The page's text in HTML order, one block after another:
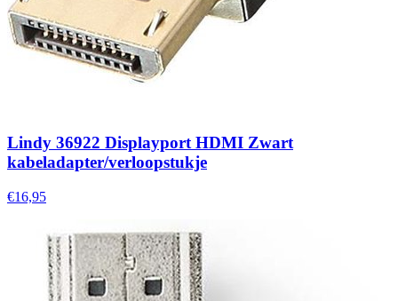
Lindy 36922 Displayport HDMI Zwart
kabeladapter/verloopstukje
€16,95